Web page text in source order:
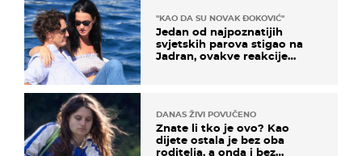
"KAO DA SU NOVAK ĐOKOVIĆ"
Jedan od najpoznatijih
svjetskih parova stigao na
Jadran, ovakve reakcije
DANAS ŽIVI POVUČENO
Znate li tko je ovo? Kao
dijete ostala je bez oba
roditelja, a onda i bez